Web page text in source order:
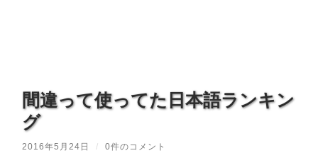
間違って使ってた日本語ランキン
グ
2016年5月24日 / 0件のコメント